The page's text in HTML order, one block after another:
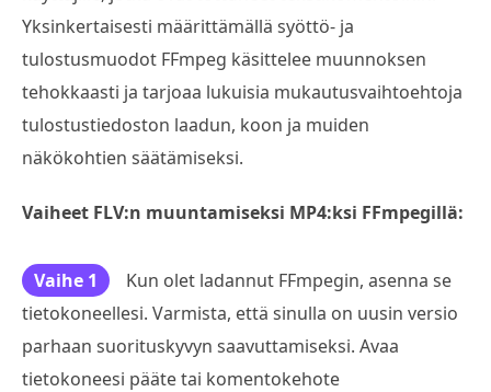
Yksinkertaisesti määrittämällä syöttö- ja
tulostusmuodot FFmpeg käsittelee muunnoksen
tehokkaasti ja tarjoaa lukuisia mukautusvaihtoehtoja
tulostustiedoston laadun, koon ja muiden
näkökohtien säätämiseksi.
Vaiheet FLV:n muuntamiseksi MP4:ksi FFmpegillä:
Vaihe 1
Kun olet ladannut FFmpegin, asenna se
tietokoneellesi. Varmista, että sinulla on uusin versio
parhaan suorituskyvyn saavuttamiseksi. Avaa
tietokoneesi pääte tai komentokehote